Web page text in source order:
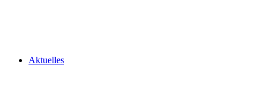
Aktuelles